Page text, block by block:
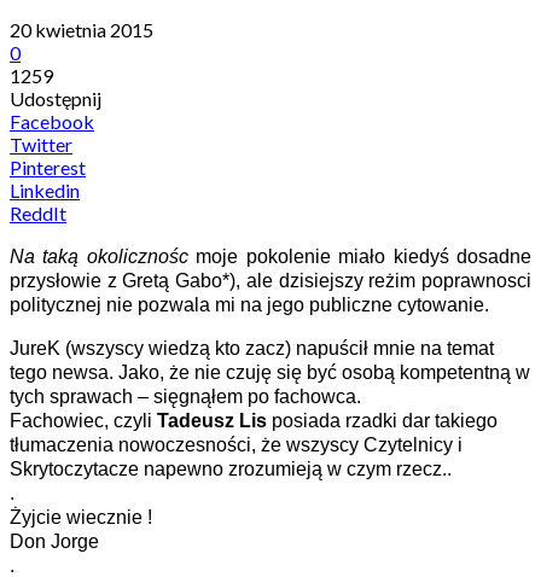
20 kwietnia 2015
0
1259
Udostępnij
Facebook
Twitter
Pinterest
Linkedin
ReddIt
Na taką okolicznoścmoje pokolenie miało kiedyś dosadne
przysłowie z Gretą Gabo*), ale dzisiejszy reżim poprawnosci
politycznej nie pozwala mi na jego publiczne cytowanie.
JureK (wszyscy wiedzą kto zacz) napuścił mnie na temat
tego newsa. Jako, że nie czuję się być osobą kompetentną w
tych sprawach – sięgnąłem po fachowca.
Fachowiec, czyli Tadeusz Lis posiada rzadki dar takiego
tłumaczenia nowoczesności, że wszyscy Czytelnicy i
Skrytoczytacze napewno zrozumieją w czym rzecz..
.
Żyjcie wiecznie !
Don Jorge
.